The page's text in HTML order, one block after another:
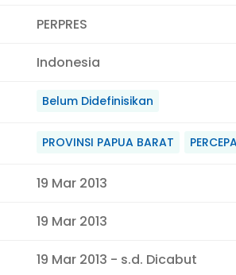
PERPRES
Indonesia
Belum Didefinisikan
PROVINSI PAPUA BARAT
19 Mar 2013
19 Mar 2013
19 Mar 2013 - s.d. Dicabut